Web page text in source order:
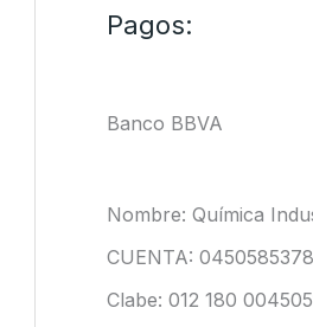
Pagos:
Banco BBVA
Nombre: Química
CUENTA: 0450585378
Clabe: 012 180